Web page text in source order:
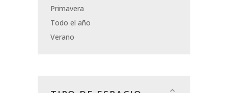
Primavera
Todo el año
Verano